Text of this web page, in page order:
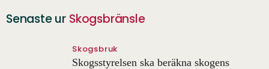
Senaste ur Skogsbränsle
Skogsbruk
Skogsstyrelsen ska beräkna skogens